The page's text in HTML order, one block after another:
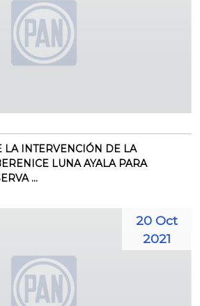
LA INTERVENCIÓN DE LA
LUNA AYALA PARA
...
20 Oct
2021